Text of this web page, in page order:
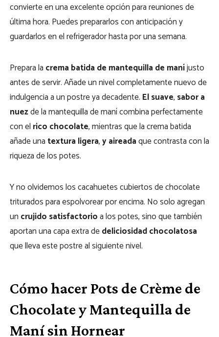
convierte en una excelente opción para reuniones de
última hora. Puedes prepararlos con anticipación y
guardarlos en el refrigerador hasta por una semana.
Prepara la crema batida de mantequilla de maníjusto
antes de servir. Añade un nivel completamente nuevo de
indulgencia a un postre ya decadente. El suave, sabor a
nuezde la mantequilla de maní combina perfectamente
con el rico chocolate, mientras que la crema batida
añade una textura ligera,y aireadaque contrasta con la
riqueza de los potes.
Y no olvidemos los cacahuetes cubiertos de chocolate
triturados para espolvorear por encima. No solo agregan
un crujido satisfactorioa los potes, sino que también
aportan una capa extra dedeliciosidad chocolatosa
que lleva este postre al siguiente nivel.
Cómo hacer Pots de Crème de
Chocolate y Mantequilla de
Maní sin Hornear